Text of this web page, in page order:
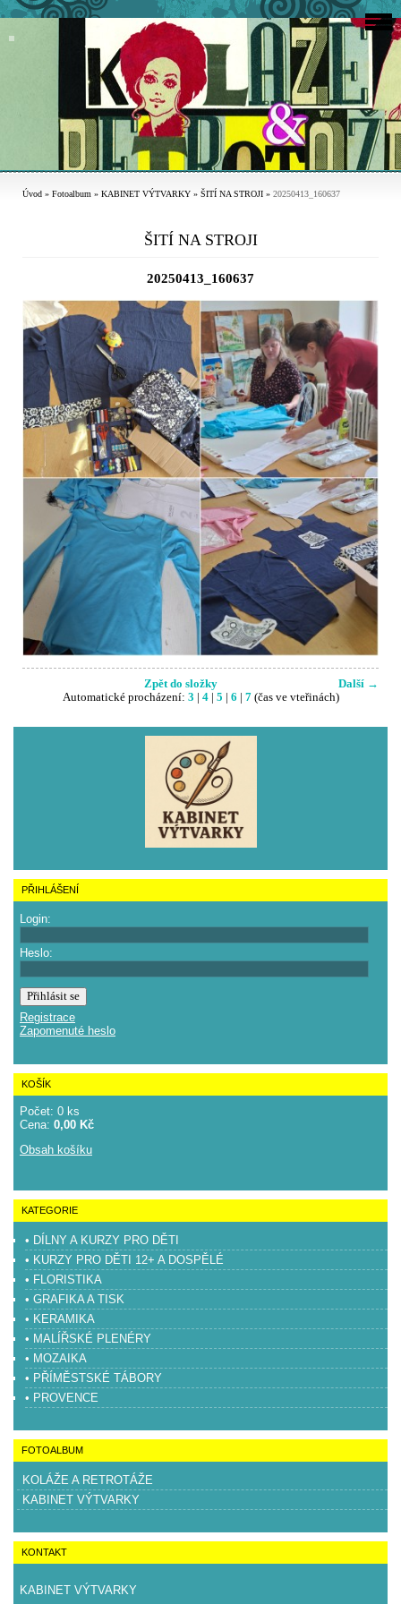
Úvod » Fotoalbum » KABINET VÝTVARKY » ŠITÍ NA STROJI » 20250413_160637
ŠITÍ NA STROJI
20250413_160637
Další →
Zpět do složky
Automatické procházení: 3 4| 5 6 7(čas ve vteřinách)
PŘIHLÁŠENÍ
Login:
Heslo:
Registrace
Zapomenuté heslo
KOŠÍK
Počet: 0 ks
Cena: 0,00 Kč
Obsah košíku
KATEGORIE
• DÍLNY A KURZY PRO DĚTI
• KURZY PRO DĚTI 12+ A DOSPĚLÉ
• FLORISTIKA
• GRAFIKA A TISK
• KERAMIKA
• MALÍŘSKÉ PLENÉRY
• MOZAIKA
• PŘÍMĚSTSKÉ TÁBORY
• PROVENCE
FOTOALBUM
KOLÁŽE A RETROTÁŽE
KABINET VÝTVARKY
KONTAKT
KABINET VÝTVARKY